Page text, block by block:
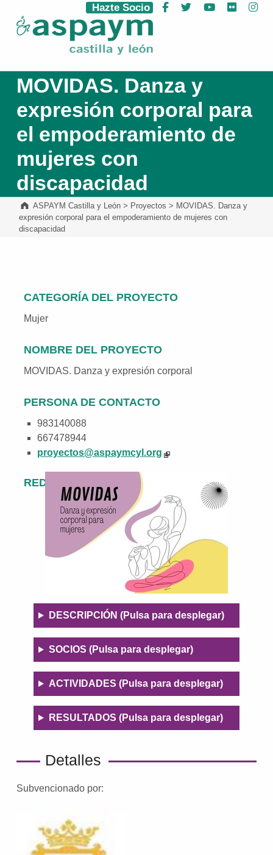
ASPAYM Castilla y León
Hazte Socio Facebook
Twitter YouTube
Flickr
MOVIDAS. Danza y
expresión corporal para
el empoderamiento de
mujeres con
discapacidad
ASPAYM Castilla y León> Proyectos > MOVIDAS. Danza y
expresión corporal para el empoderamiento de mujeres con
discapacidad
CATEGORÍA DEL PROYECTO
Mujer
NOMBRE DEL PROYECTO
MOVIDAS. Danza y expresión corporal
PERSONA DE CONTACTO
983140088
667478944
proyectos@aspaymcyl.org
REDES SOCIALES
Descripció
DESCRIPCIÓN (Pulsa para desplegar)
SOCIOS (Pulsa para desplegar)
ACTIVIDADES (Pulsa para desplegar)
RESULTADOS (Pulsa para desplegar)
Detalles
Subvencionado por: